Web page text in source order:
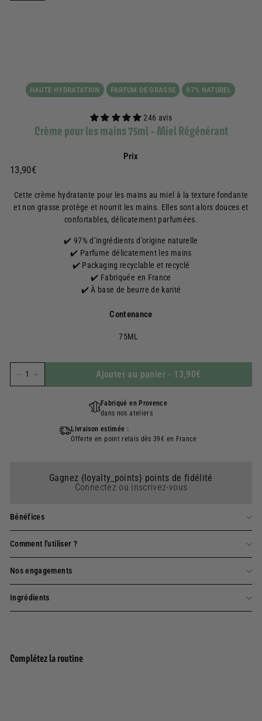
HAUTE HYDRATATION PARFUM DE GRASSE 97% NATUREL
246 avis
Crème pour les mains 75ml - Miel Régénérant
Prix
Prix
13,90€13,90€
Cette crème hydratante pour les mains au miel à la texture fondante
et non grasse protège et nourrit les mains. Elles sont alors douces et
confortables, délicatement parfumées.
✔️ 97% d’ingrédients d’origine naturelle
✔️ Parfume délicatement les mains
✔️ Packaging recyclable et recyclé
✔️ Fabriquée en France
✔️ À base de beurre de karité
Contenance
75ML
Ajouter au panier - 13,90€
Fabriqué en Provence
dans nos ateliers
Livraison estimée :
Offerte en point relais dès 39€ en France
Gagnez {loyalty_points} points de fidélité
Connectez ou inscrivez-vous
Bénéfices
Comment l'utiliser ?
Nos engagements
Ingrédients
Complétez la routine